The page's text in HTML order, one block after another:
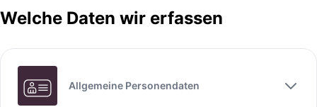
Welche Daten wir erfassen
Allgemeine Personendaten